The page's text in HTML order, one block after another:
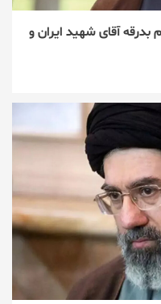
بدرقه آقای شهید ایران و